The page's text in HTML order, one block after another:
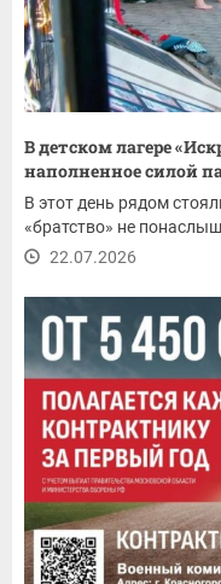
В детском лагере
наполненное силой
В этот день рядом
«братство» не
22.07.2026